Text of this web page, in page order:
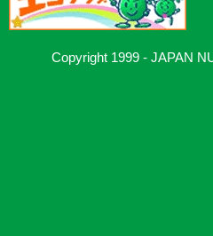
Copyright 1999 - JAPAN